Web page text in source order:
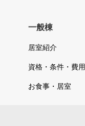
一般棟
居室紹介
資格・条件・費用
お食事・居室